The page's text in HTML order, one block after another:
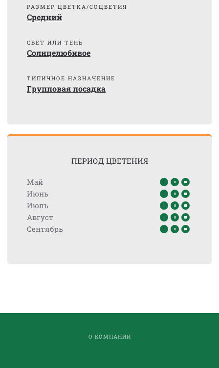
РАЗМЕР ЦВЕТКА/СОЦВЕТИЯ
Средний
СВЕТ ИЛИ ТЕНЬ
Солнцелюбивое
ТИПИЧНОЕ НАЗНАЧЕНИЕ
Групповая посадка
ПЕРИОД ЦВЕТЕНИЯ
Май
Июнь
Июль
Август
Сентябрь
О КОМПАНИИ